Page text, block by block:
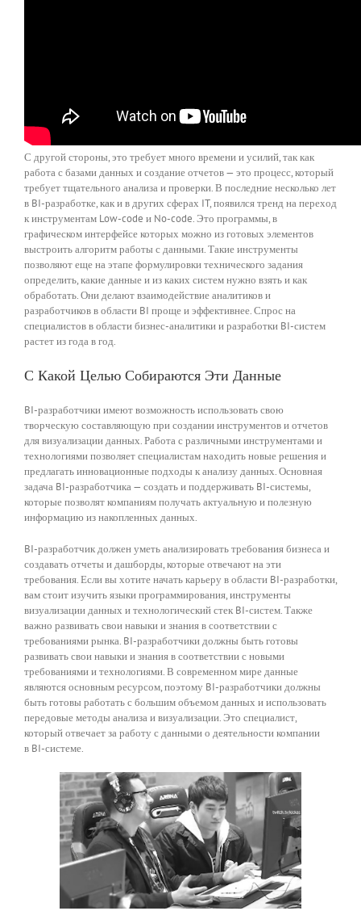
С другой стороны, это требует много времени и усилий, так как
работа с базами данных и создание отчетов — это процесс, который
требует тщательного анализа и проверки. В последние несколько лет
в BI-разработке, как и в других сферах IT, появился тренд на переход
к инструментам Low-code и No-code. Это программы, в
графическом интерфейсе которых можно из готовых элементов
выстроить алгоритм работы с данными. Такие инструменты
позволяют еще на этапе формулировки технического задания
определить, какие данные и из каких систем нужно взять и как
обработать. Они делают взаимодействие аналитиков и
разработчиков в области BI проще и эффективнее. Спрос на
специалистов в области бизнес-аналитики и разработки BI-систем
растет из года в год.
С Какой Целью Собираются Эти Данные
BI-разработчики имеют возможность использовать свою
творческую составляющую при создании инструментов и отчетов
для визуализации данных. Работа с различными инструментами и
технологиями позволяет специалистам находить новые решения и
предлагать инновационные подходы к анализу данных. Основная
задача BI-разработчика — создать и поддерживать BI-системы,
которые позволят компаниям получать актуальную и полезную
информацию из накопленных данных.
BI-разработчик должен уметь анализировать требования бизнеса и
создавать отчеты и дашборды, которые отвечают на эти
требования. Если вы хотите начать карьеру в области BI-разработки,
вам стоит изучить языки программирования, инструменты
визуализации данных и технологический стек BI-систем. Также
важно развивать свои навыки и знания в соответствии с
требованиями рынка. BI-разработчики должны быть готовы
развивать свои навыки и знания в соответствии с новыми
требованиями и технологиями. В современном мире данные
являются основным ресурсом, поэтому BI-разработчики должны
быть готовы работать с большим объемом данных и использовать
передовые методы анализа и визуализации. Это специалист,
который отвечает за работу с данными о деятельности компании
в BI-системе.